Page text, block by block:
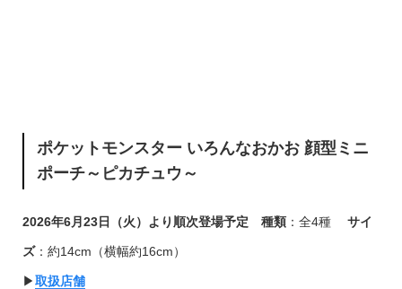
ポケットモンスター いろんなおかお 顔型ミニ
ポーチ～ピカチュウ～
2026年6月23日（火）より順次登場予定 種類：全4種 サイ
ズ：約14cm（横幅約16cm）
▶︎取扱店舗